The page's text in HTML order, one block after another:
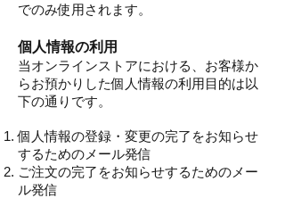
でのみ使用されます。
個人情報の利用
当オンラインストアにおける、お客様か
らお預かりした個人情報の利用目的は以
下の通りです。
個人情報の登録・変更の完了をお知らせ
するためのメール発信
ご注文の完了をお知らせするためのメー
ル発信